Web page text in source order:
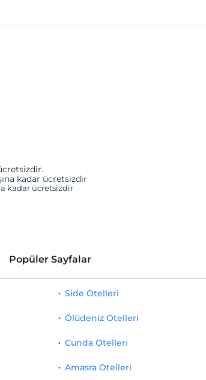
kadar ücretsizdir
kadar ücretsizdir
Popüler Sayfalar
Side Otelleri
Ölüdeniz Otelleri
Cunda Otelleri
Amasra Otelleri